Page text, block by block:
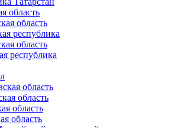
область
область
республика
область
республика
область
область
область
область